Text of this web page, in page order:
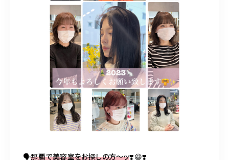
🗣那覇で美容室をお探しの方〜ッ❣️😆❣️